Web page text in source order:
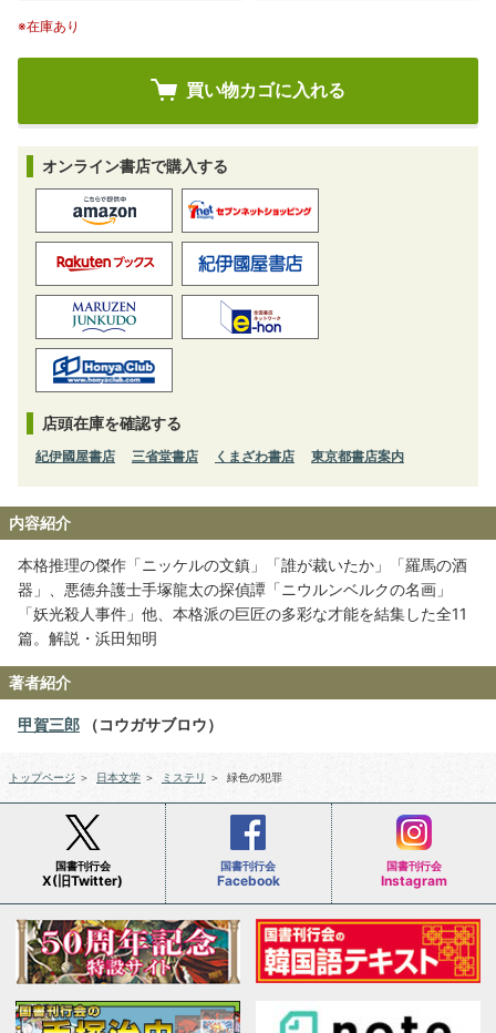
※在庫あり
オンライン書店で購入する
店頭在庫を確認する
紀伊國屋書店 三省堂書店 くまざわ書店 東京都書店案内
内容紹介
本格推理の傑作「ニッケルの文鎮」「誰が裁いたか」「羅馬の酒
器」、悪徳弁護士手塚龍太の探偵譚「ニウルンベルクの名画」
「妖光殺人事件」他、本格派の巨匠の多彩な才能を結集した全11
篇。解説・浜田知明
著者紹介
甲賀三郎 （コウガサブロウ）
トップページ ＞ 日本文学 ＞ ミステリ ＞ 緑色の犯罪
国書刊行会
X(旧Twitter)
国書刊行会
Facebook
国書刊行会
Instagram